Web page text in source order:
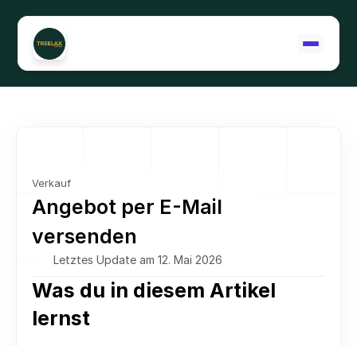
Support kontaktieren
Verkauf
Angebot per E-Mail
versenden
Letztes Update am 12. Mai 2026
Was du in diesem Artikel
lernst